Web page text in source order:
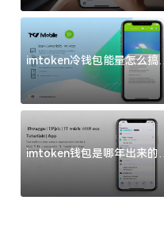
imtoken冷钱包能量怎么搞？
过来人告诉你门道
imtoken钱包是哪年出来的？
一文给你说清楚